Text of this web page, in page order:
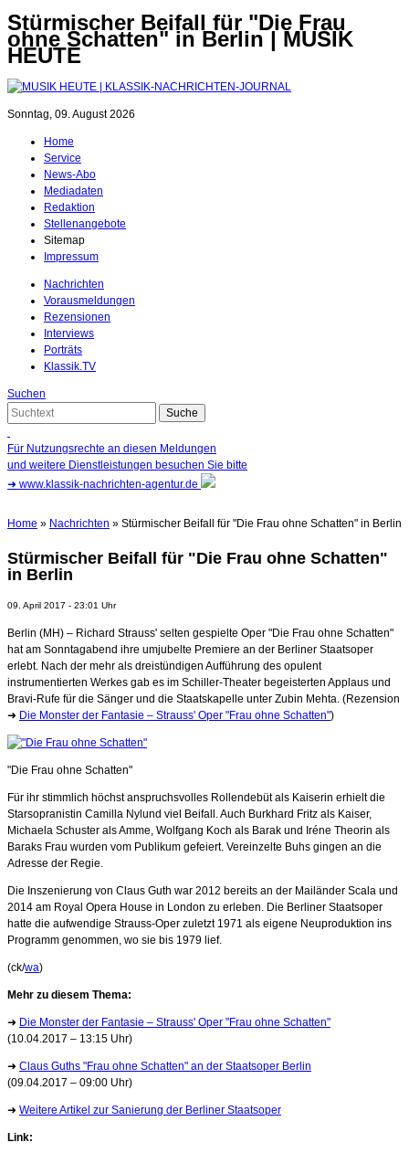
Stürmischer Beifall für "Die Frau
ohne Schatten" in Berlin | MUSIK
HEUTE
Sonntag, 09. August 2026
Home
Service
News-Abo
Mediadaten
Redaktion
Stellenangebote
Sitemap
Impressum
Nachrichten
Vorausmeldungen
Rezensionen
Interviews
Porträts
Klassik.TV
Suchen
Für Nutzungsrechte an diesen Meldungen
und weitere Dienstleistungen besuchen Sie bitte
➜ www.klassik-nachrichten-agentur.de
Home » Nachrichten » Stürmischer Beifall für "Die Frau ohne Schatten" in Berlin
Stürmischer Beifall für "Die Frau ohne Schatten"
in Berlin
09. April 2017 - 23:01 Uhr
Berlin (MH) – Richard Strauss' selten gespielte Oper "Die Frau ohne Schatten"
hat am Sonntagabend ihre umjubelte Premiere an der Berliner Staatsoper
erlebt. Nach der mehr als dreistündigen Aufführung des opulent
instrumentierten Werkes gab es im Schiller-Theater begeisterten Applaus und
Bravi-Rufe für die Sänger und die Staatskapelle unter Zubin Mehta. (Rezension
➜ Die Monster der Fantasie – Strauss' Oper "Frau ohne Schatten")
"Die Frau ohne Schatten"
Für ihr stimmlich höchst anspruchsvolles Rollendebüt als Kaiserin erhielt die
Starsopranistin Camilla Nylund viel Beifall. Auch Burkhard Fritz als Kaiser,
Michaela Schuster als Amme, Wolfgang Koch als Barak und Iréne Theorin als
Baraks Frau wurden vom Publikum gefeiert. Vereinzelte Buhs gingen an die
Adresse der Regie.
Die Inszenierung von Claus Guth war 2012 bereits an der Mailänder Scala und
2014 am Royal Opera House in London zu erleben. Die Berliner Staatsoper
hatte die aufwendige Strauss-Oper zuletzt 1971 als eigene Neuproduktion ins
Programm genommen, wo sie bis 1979 lief.
(ck/wa)
Mehr zu diesem Thema:
➜ Die Monster der Fantasie – Strauss' Oper "Frau ohne Schatten"
(10.04.2017 – 13:15 Uhr)
➜ Claus Guths "Frau ohne Schatten" an der Staatsoper Berlin
(09.04.2017 – 09:00 Uhr)
➜ Weitere Artikel zur Sanierung der Berliner Staatsoper
Link: